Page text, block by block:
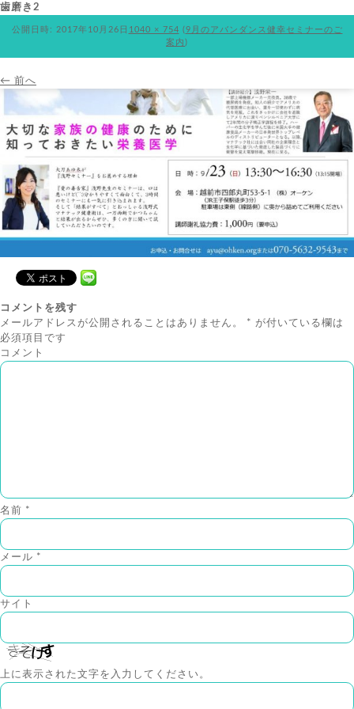
歯磨き2
公開日時: 2017年10月26日 1040 × 754 (9月のアバンダンス健幸セミナーのご
案内)
← 前へ
コメントを残す
メールアドレスが公開されることはありません。
* が付いている欄は
必須項目です
コメント
名前 *
メール *
サイト
上に表示された文字を入力してください。